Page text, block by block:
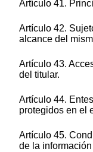
Artículo 41.
Artículo 42.
alcance del
Artículo 43.
del titular.
Artículo 44.
protegidos en el
Artículo 45.
de la